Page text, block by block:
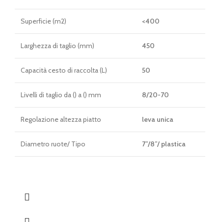
Superficie (m2) <400
Larghezza di taglio (mm) 450
Capacità cesto di raccolta (L) 50
Livelli di taglio da () a () mm 8/20-70
Regolazione altezza piatto leva unica
Diametro ruote/ Tipo 7”/8”/ plastica